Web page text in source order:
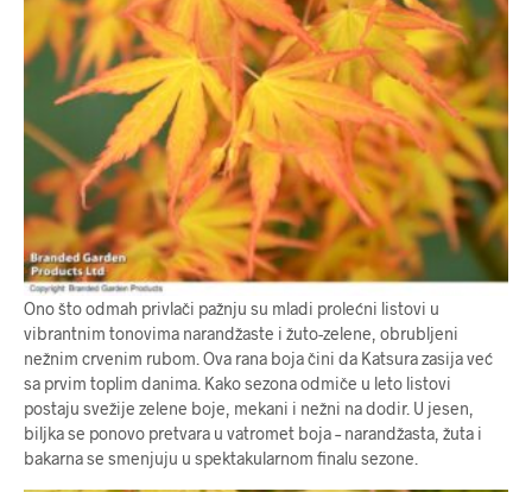
Ono što odmah privlači pažnju su mladi prolećni listovi u
vibrantnim tonovima narandžaste i žuto-zelene, obrubljeni
nežnim crvenim rubom. Ova rana boja čini da Katsura zasija već
sa prvim toplim danima. Kako sezona odmiče u leto listovi
postaju svežije zelene boje, mekani i nežni na dodir. U jesen,
biljka se ponovo pretvara u vatromet boja – narandžasta, žuta i
bakarna se smenjuju u spektakularnom finalu sezone.